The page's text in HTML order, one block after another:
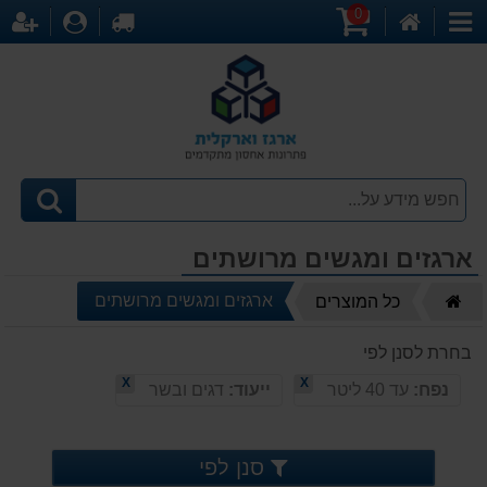
קטגוריות
0
לקופה
ארגזים ומגשים מרושתים
כל המוצרים ארגזים ומגשים מרושתים
בחרת לסנן לפי
נפח: עד 40 ליטר X ייעוד: דגים ובשר X
סנן לפי